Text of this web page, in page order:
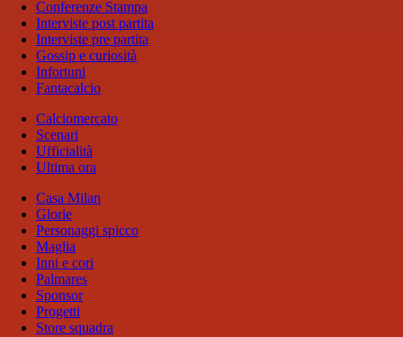
Conferenze Stampa
Interviste post partita
Interviste pre partita
Gossip e curiosità
Infortuni
Fantacalcio
Calciomercato
Scenari
Ufficialità
Ultima ora
Casa Milan
Glorie
Personaggi spicco
Maglia
Inni e cori
Palmares
Sponsor
Progetti
Store squadra